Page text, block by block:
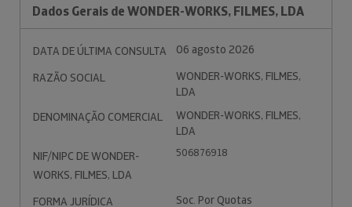
Dados Gerais de WONDER-WORKS, FILMES, LDA
DATA DE ÚLTIMA CONSULTA
06 agosto 2026
RAZÃO SOCIAL
WONDER-WORKS, FILMES,
LDA
DENOMINAÇÃO COMERCIAL
WONDER-WORKS, FILMES,
LDA
NIF/NIPC DE WONDER-
WORKS, FILMES, LDA
506876918
FORMA JURÍDICA
Soc. Por Quotas